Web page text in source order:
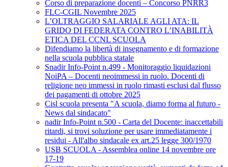
Corso di preparazione docenti – Concorso PNRR3
FLC-CGIL Novembre 2025
L’OLTRAGGIO SALARIALE AGLI ATA: IL
GRIDO DI FEDERATA CONTRO L’INABILITÀ
ETICA DEL CCNL SCUOLA
Difendiamo la libertà di insegnamento e di formazione
nella scuola pubblica statale
Snadir Info-Point n.499 - Monitoraggio liquidazioni
NoiPA – Docenti neoimmessi in ruolo. Docenti di
religione neo immessi in ruolo rimasti esclusi dal flusso
dei pagamenti di ottobre 2025
Cisl scuola presenta "A scuola, diamo forma al futuro -
News dal sindacato"
nadir Info-Point n.500 - Carta del Docente: inaccettabili
ritardi, si trovi soluzione per usare immediatamente i
residui - All'albo sindacale ex art.25 legge 300/1970
USB SCUOLA - Assemblea online 14 novembre ore
17-19